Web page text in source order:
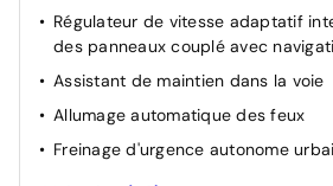
Régulateur de vitesse adaptatif
des panneaux couplé avec
Assistant de maintien dans la voie
Allumage automatique des feux
Freinage d'urgence autonome